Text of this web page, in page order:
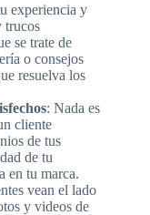
experiencia y
trucos
se trate de
o consejos
resuelva los
: Nada es
cliente
de tus
de tu
en tu marca.
vean el lado
y videos de